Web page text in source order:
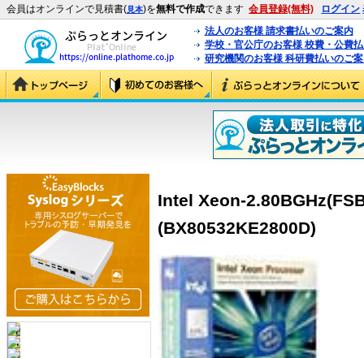
会員はオンラインで見積書(見本)を無料で作成できます 会員登録(無料) ログイン
法人のお客様 請求書払いのご案内
学校・官公庁のお客様 校費・公費
研究機関のお客様 科研費払いのご
Intel Xeon-
(BX80532KE2800D)